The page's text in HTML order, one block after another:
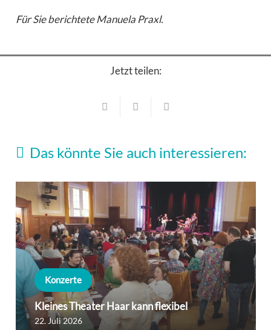
Für Sie berichtete Manuela Praxl.
Jetzt teilen:
Das könnte Sie auch interessieren:
Konzerte
Kleines Theater Haar kann flexibel
22. Juli 2026